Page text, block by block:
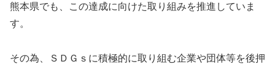
熊本県でも、この達成に向けた取り組みを推進していま
す。
その為、ＳＤＧｓに積極的に取り組む企業や団体等を後押